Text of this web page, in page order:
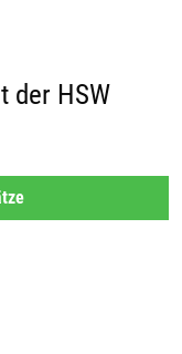
der HSW